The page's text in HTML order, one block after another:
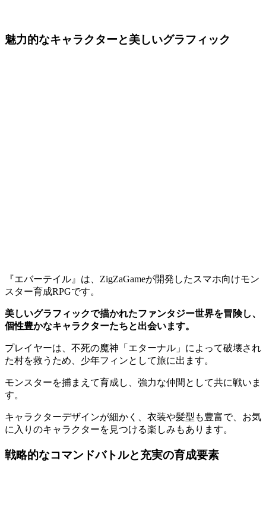
魅力的なキャラクターと美しいグラフィック
『エバーテイル』は、ZigZaGameが開発したスマホ向けモン
スター育成RPGです。
美しいグラフィックで描かれたファンタジー世界を冒険し、
個性豊かなキャラクターたちと出会います。
プレイヤーは、不死の魔神「エターナル」によって破壊され
た村を救うため、少年フィンとして旅に出ます。
モンスターを捕まえて育成し、強力な仲間として共に戦いま
す。
キャラクターデザインが細かく、衣装や髪型も豊富で、お気
に入りのキャラクターを見つける楽しみもあります。
戦略的なコマンドバトルと充実の育成要素